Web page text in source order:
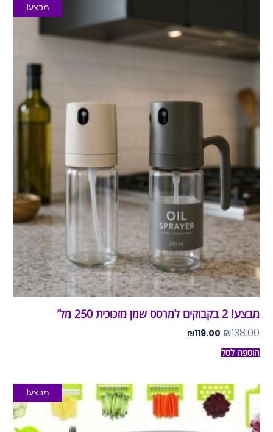
מבצע!
מבצע! 2 בקבוקים למרסס שמן מזכוכית 250 מל’
₪138.00
₪119.00
הוספה לסל
מבצע!